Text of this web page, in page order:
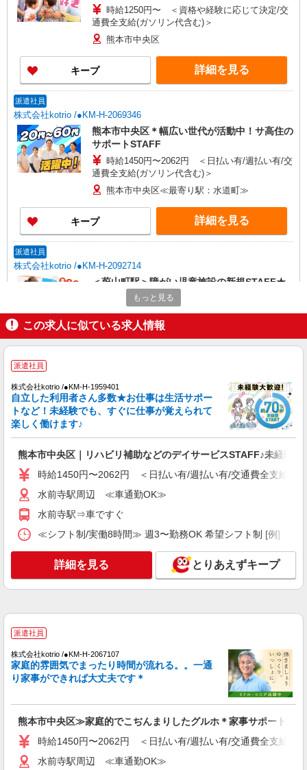
時給1250円〜 ＜資格や経験に応じて決定/交
通費全支給(ガソリン代含む)＞
熊本市中央区
キープ 詳細を見る
派遣社員
株式会社kotrio /●KM-H-2069346
熊本市中央区＊幅広い世代が活動中！サ高住の
サポートSTAFF
時給1450円〜2062円 ＜日払い有/週払い有/交
通費全支給(ガソリン代含む)＞
熊本市中央区≪最寄り駅：水道町≫
キープ 詳細を見る
派遣社員
株式会社kotrio /●KM-H-2092714
＜蔚山町駅＞障がい児童施設の新規STAFF★
資格や経験を活かす
時給1250円〜 ＜資格や経験に応じて決定/交
通費全支給(ガソリン代含む)＞
熊本市中央区
派遣社員
株式会社kotrio /●KM-H-2067471
いつもの家事がお仕事に！？少人数の福祉施設
時給1450円〜2062円 ＜日払い有/週払い有/交
通費全支給(ガソリン代含む)＞
水前寺駅周辺 ≪車通勤OK≫
派遣社員
株式会社kotrio /●KM-H-2019343
時給1250円〜 ＜資格や経験に応じて決定/交
キープ 詳細を見る
派遣社員
株式会社kotrio /●KM-H-2001641
熊本市中央区＊障がい児童施設の新規
STAFF★資格や経験を活かす
時給1250円〜 ＜資格や経験に応じて決定/交
もっと見る
この求人に似ている求人情報
派遣社員
株式会社kotrio /●KM-H-1959401
自立した利用者さん多数★お仕事は生活サポー
トなど！未経験でも、すぐに仕事が覚えられて
楽しく働けます♪
熊本市中央区｜リハビリ補助などのデイサービスSTAFF♪未経験OK
時給1450円〜2062円 ＜日払い有/週払い有/交通費全支給(ガ
水前寺駅周辺 ≪車通勤OK≫
水前寺駅⇒車ですぐ
≪シフト制/実働8時間≫ 週3〜勤務OK 希望シフト制 [例] ・
詳細を見る とりあえずキープ
派遣社員
株式会社kotrio /●KM-H-2067107
家庭的雰囲気でまったり時間が流れる。。一通
り家事ができれば大丈夫です＊
熊本市中央区≫家庭的でこぢんまりしたグルホ＊家事サポートなど
時給1450円〜2062円 ＜日払い有/週払い有/交通費全支給(ガ
水前寺駅周辺 ≪車通勤OK≫